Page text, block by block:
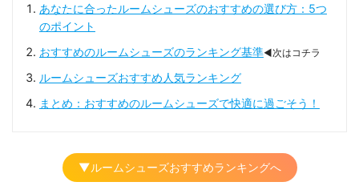
あなたに合ったルームシューズのおすすめの選び方：5つ
のポイント
おすすめのルームシューズのランキング基準◀次はコチラ
ルームシューズおすすめ人気ランキング
まとめ：おすすめのルームシューズで快適に過ごそう！
▼ルームシューズおすすめランキングへ